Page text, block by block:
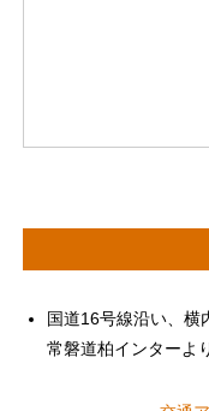
国道16号線沿い、横
常磐道柏インターよ